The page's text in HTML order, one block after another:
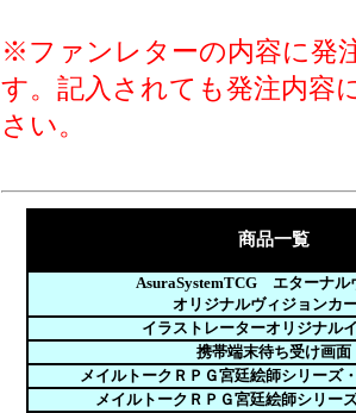
※ファンレターの内容に発
す。記入されても発注内容
さい。
商品一覧
AsuraSystemTCG エターナル
オリジナルヴィジョンカ
イラストレーターオリジナル
携帯端末待ち受け画面
メイルトークＲＰＧ宮廷絵師シリーズ
メイルトークＲＰＧ宮廷絵師シリー